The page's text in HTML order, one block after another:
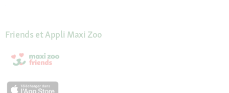
Friends et Appli Maxi Zoo